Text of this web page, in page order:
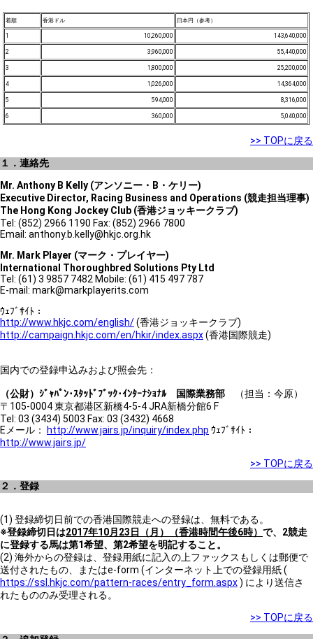
着順 香港ドル 日本円（参考）
1 10,260,000 143,640,000
2 3,960,000 55,440,000
3 1,800,000 25,200,000
4 1,026,000 14,364,000
5 594,000 8,316,000
6 360,000 5,040,000
>> TOPに戻る
１．連絡先
Mr. Anthony B Kelly (アンソニー・B・ケリー)
Executive Director, Racing Business and Operations (競走担当理事)
The Hong Kong Jockey Club (香港ジョッキークラブ)
Tel: (852) 2966 1190 Fax: (852) 2966 7800
Email: anthony.b.kelly@hkjc.org.hk
Mr. Mark Player (マーク・プレイヤー)
International Thoroughbred Solutions Pty Ltd
Tel: (61) 3 9857 7482 Mobile: (61) 415 497 787
E-mail: mark@markplayerits.com
ｳｪﾌﾞｻｲﾄ：
http://www.hkjc.com/english/(香港ジョッキークラブ)
http://campaign.hkjc.com/en/hkir/index.aspx(香港国際競走)
国内での登録申込みおよび照会先：
（公財）ｼﾞｬﾊﾟﾝ･ｽﾀｯﾄﾞﾌﾞｯｸ･ｲﾝﾀｰﾅｼｮﾅﾙ 国際業務部 （担当：今原）
〒105-0004 東京都港区新橋4-5-4 JRA新橋分館6 F
Tel: 03 (3434) 5003 Fax: 03 (3432) 4668
Eメール：
http://www.jairs.jp/inquiry/index.php ｳｪﾌﾞｻｲﾄ：
http://www.jairs.jp/
>> TOPに戻る
２．登録
(1) 登録締切日前での香港国際競走への登録は、無料である。
※登録締切日は2017年10月23日（月）（香港時間午後6時） で、 2競走
に登録する馬は第1希望、第2希望を明記すること。
(2) 海外からの登録は、登録用紙に記入の上ファックスもしくは郵便で
送付されたもの、またはe-form (インターネット上での登録用紙 (
https://ssl.hkjc.com/pattern-races/entry_form.aspx) により送信さ
れたもののみ受理される。
>> TOPに戻る